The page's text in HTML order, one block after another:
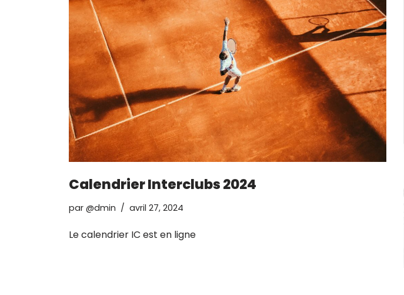
Calendrier Interclubs 2024
par @dmin avril 27, 2024
Le calendrier IC est en ligne